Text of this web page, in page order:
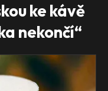
ke kávě
nekončí“